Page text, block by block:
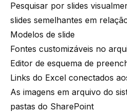
Pesquisar por slides
slides semelhantes em
Modelos de slide
Fontes customizáveis no
Editor de esquema de
Links do Excel conectados
As imagens em arquivo do
pastas do SharePoint